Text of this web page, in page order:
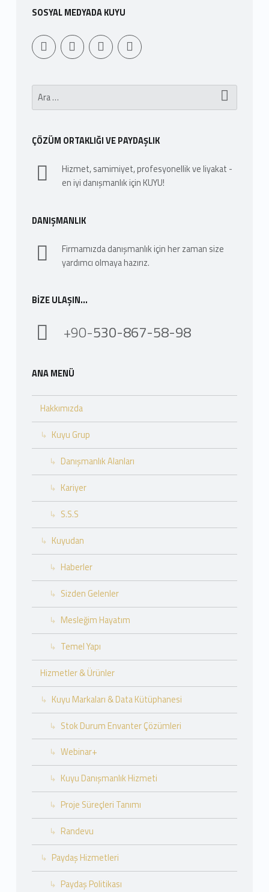
SOSYAL MEDYADA KUYU
WebMan on Facebook
YoutubeWebMan DesignSepet
Arama:
ÇÖZÜM ORTAKLIĞI VE PAYDAŞLIK
Hizmet, samimiyet, profesyonellik ve liyakat -
en iyi danışmanlık için KUYU!
DANIŞMANLIK
Firmamızda danışmanlık için her zaman size
yardımcı olmaya hazırız.
BIZE ULAŞIN…
+90-530-867-58-98
ANA MENÜ
Hakkımızda
Kuyu Grup
Danışmanlık Alanları
Kariyer
S.S.S
Kuyudan
Haberler
Sizden Gelenler
Mesleğim Hayatım
Temel Yapı
Hizmetler & Ürünler
Kuyu Markaları & Data Kütüphanesi
Stok Durum Envanter Çözümleri
Webinar+
Kuyu Danışmanlık Hizmeti
Proje Süreçleri Tanımı
Randevu
Paydaş Hizmetleri
Paydaş Politikası